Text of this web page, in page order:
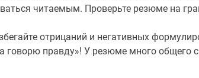
читаемым. Проверьте резюме на
отрицаний и негативных
говорю правду»! У резюме много